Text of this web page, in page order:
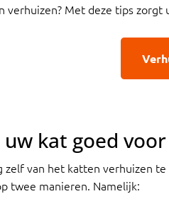
verhuizen? Met deze tips zorgt
kat goed
zelf van het katten verhuizen
twee manieren. Namelijk: